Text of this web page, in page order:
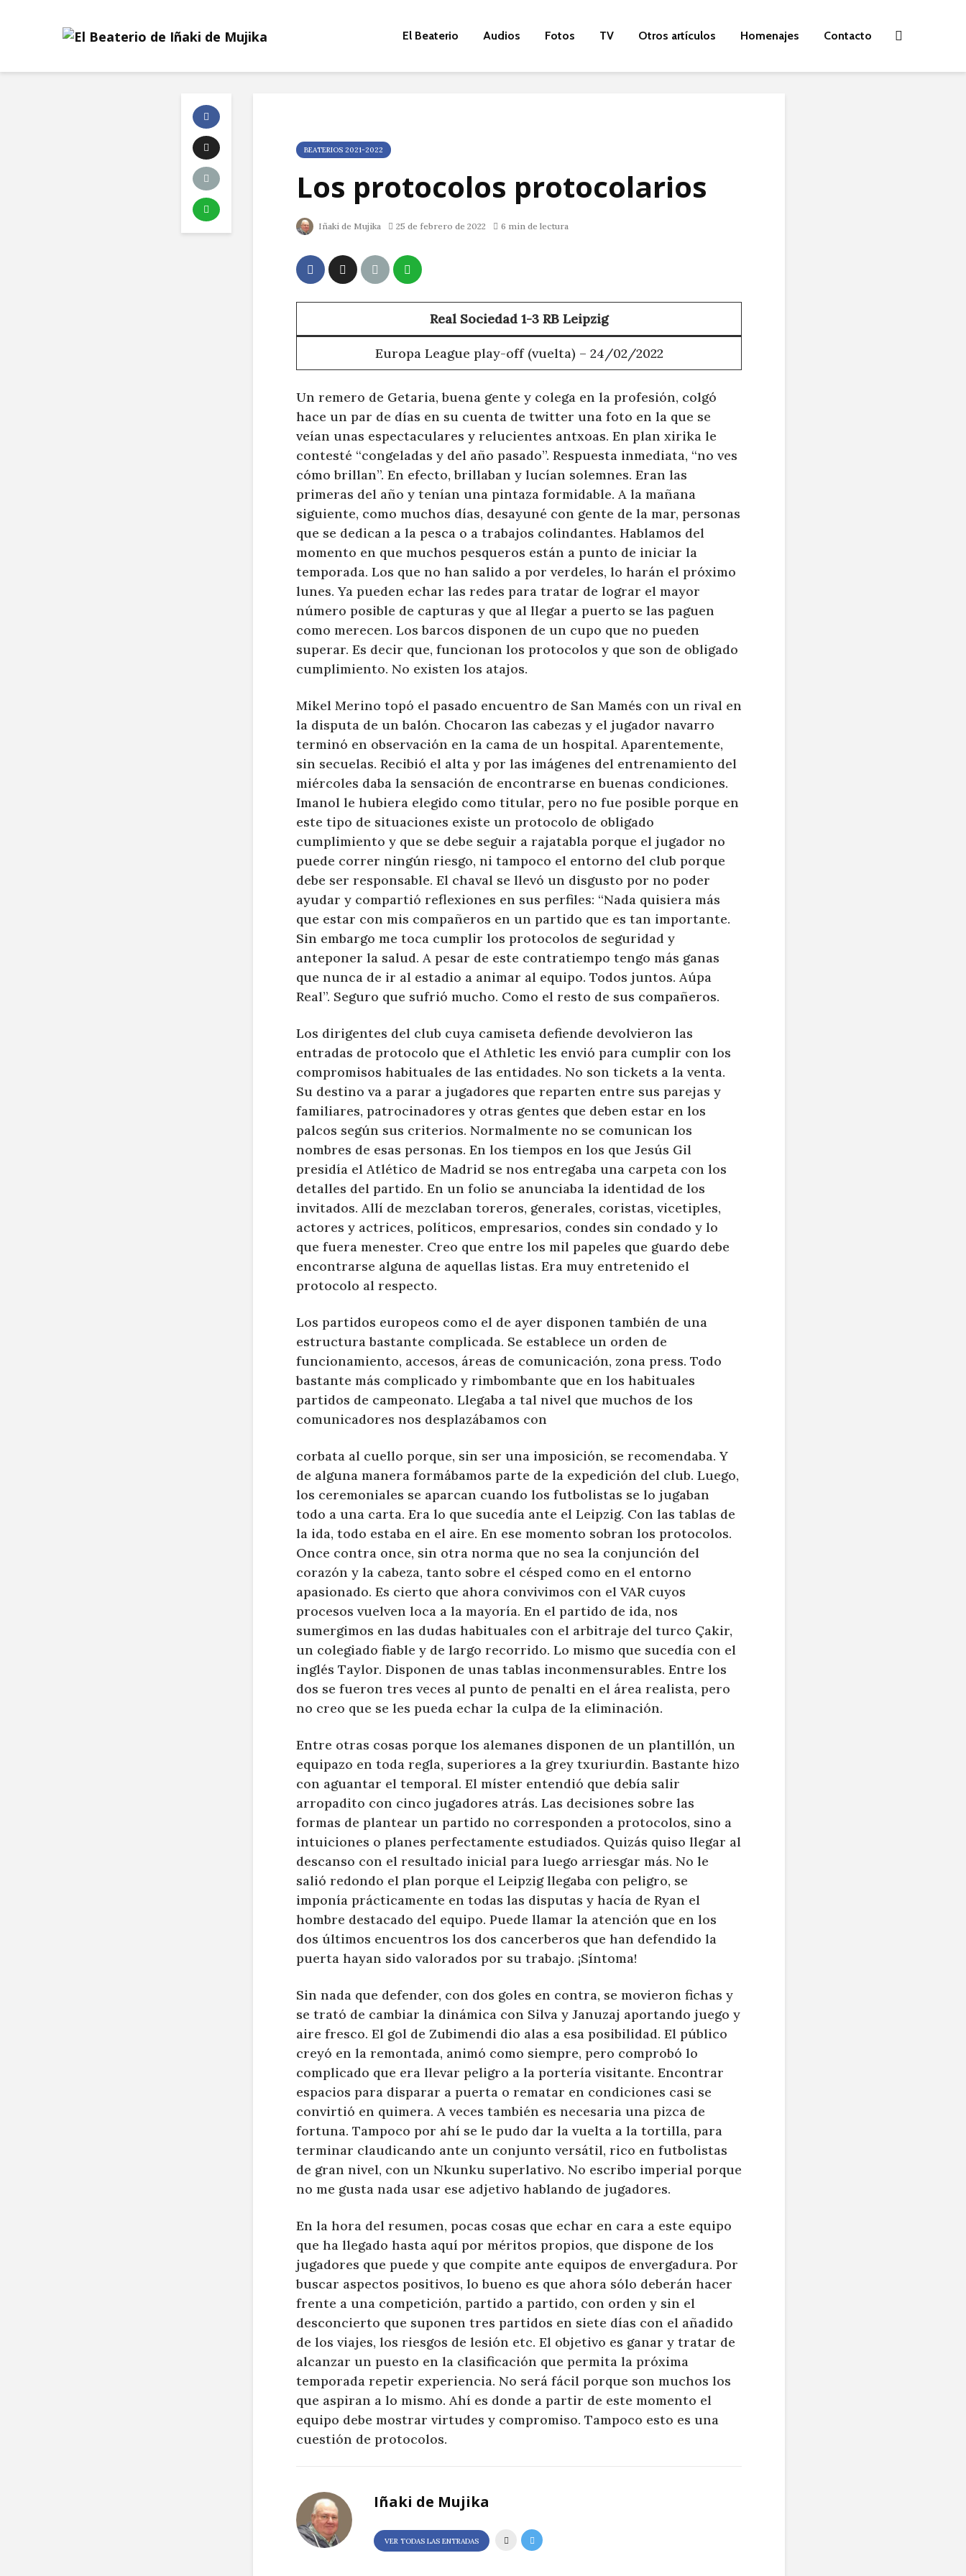
El Beaterio Audios Fotos TV Otros artículos Homenajes Contacto
BEATERIOS 2021-2022
Los protocolos protocolarios
Iñaki de Mujika 25 de febrero de 2022 6 min de lectura
Real Sociedad 1-3 RB Leipzig
Europa League play-off (vuelta) – 24/02/2022
Un remero de Getaria, buena gente y colega en la profesión, colgó
hace un par de días en su cuenta de twitter una foto en la que se
veían unas espectaculares y relucientes antxoas. En plan xirika le
contesté “congeladas y del año pasado”. Respuesta inmediata, “no ves
cómo brillan”. En efecto, brillaban y lucían solemnes. Eran las
primeras del año y tenían una pintaza formidable. A la mañana
siguiente, como muchos días, desayuné con gente de la mar, personas
que se dedican a la pesca o a trabajos colindantes. Hablamos del
momento en que muchos pesqueros están a punto de iniciar la
temporada. Los que no han salido a por verdeles, lo harán el próximo
lunes. Ya pueden echar las redes para tratar de lograr el mayor
número posible de capturas y que al llegar a puerto se las paguen
como merecen. Los barcos disponen de un cupo que no pueden
superar. Es decir que, funcionan los protocolos y que son de obligado
cumplimiento. No existen los atajos.
Mikel Merino topó el pasado encuentro de San Mamés con un rival en
la disputa de un balón. Chocaron las cabezas y el jugador navarro
terminó en observación en la cama de un hospital. Aparentemente,
sin secuelas. Recibió el alta y por las imágenes del entrenamiento del
miércoles daba la sensación de encontrarse en buenas condiciones.
Imanol le hubiera elegido como titular, pero no fue posible porque en
este tipo de situaciones existe un protocolo de obligado
cumplimiento y que se debe seguir a rajatabla porque el jugador no
puede correr ningún riesgo, ni tampoco el entorno del club porque
debe ser responsable. El chaval se llevó un disgusto por no poder
ayudar y compartió reflexiones en sus perfiles: “Nada quisiera más
que estar con mis compañeros en un partido que es tan importante.
Sin embargo me toca cumplir los protocolos de seguridad y
anteponer la salud. A pesar de este contratiempo tengo más ganas
que nunca de ir al estadio a animar al equipo. Todos juntos. Aúpa
Real”. Seguro que sufrió mucho. Como el resto de sus compañeros.
Los dirigentes del club cuya camiseta defiende devolvieron las
entradas de protocolo que el Athletic les envió para cumplir con los
compromisos habituales de las entidades. No son tickets a la venta.
Su destino va a parar a jugadores que reparten entre sus parejas y
familiares, patrocinadores y otras gentes que deben estar en los
palcos según sus criterios. Normalmente no se comunican los
nombres de esas personas. En los tiempos en los que Jesús Gil
presidía el Atlético de Madrid se nos entregaba una carpeta con los
detalles del partido. En un folio se anunciaba la identidad de los
invitados. Allí de mezclaban toreros, generales, coristas, vicetiples,
actores y actrices, políticos, empresarios, condes sin condado y lo
que fuera menester. Creo que entre los mil papeles que guardo debe
encontrarse alguna de aquellas listas. Era muy entretenido el
protocolo al respecto.
Los partidos europeos como el de ayer disponen también de una
estructura bastante complicada. Se establece un orden de
funcionamiento, accesos, áreas de comunicación, zona press. Todo
bastante más complicado y rimbombante que en los habituales
partidos de campeonato. Llegaba a tal nivel que muchos de los
comunicadores nos desplazábamos con
corbata al cuello porque, sin ser una imposición, se recomendaba. Y
de alguna manera formábamos parte de la expedición del club. Luego,
los ceremoniales se aparcan cuando los futbolistas se lo jugaban
todo a una carta. Era lo que sucedía ante el Leipzig. Con las tablas de
la ida, todo estaba en el aire. En ese momento sobran los protocolos.
Once contra once, sin otra norma que no sea la conjunción del
corazón y la cabeza, tanto sobre el césped como en el entorno
apasionado. Es cierto que ahora convivimos con el VAR cuyos
procesos vuelven loca a la mayoría. En el partido de ida, nos
sumergimos en las dudas habituales con el arbitraje del turco Çakir,
un colegiado fiable y de largo recorrido. Lo mismo que sucedía con el
inglés Taylor. Disponen de unas tablas inconmensurables. Entre los
dos se fueron tres veces al punto de penalti en el área realista, pero
no creo que se les pueda echar la culpa de la eliminación.
Entre otras cosas porque los alemanes disponen de un plantillón, un
equipazo en toda regla, superiores a la grey txuriurdin. Bastante hizo
con aguantar el temporal. El míster entendió que debía salir
arropadito con cinco jugadores atrás. Las decisiones sobre las
formas de plantear un partido no corresponden a protocolos, sino a
intuiciones o planes perfectamente estudiados. Quizás quiso llegar al
descanso con el resultado inicial para luego arriesgar más. No le
salió redondo el plan porque el Leipzig llegaba con peligro, se
imponía prácticamente en todas las disputas y hacía de Ryan el
hombre destacado del equipo. Puede llamar la atención que en los
dos últimos encuentros los dos cancerberos que han defendido la
puerta hayan sido valorados por su trabajo. ¡Síntoma!
Sin nada que defender, con dos goles en contra, se movieron fichas y
se trató de cambiar la dinámica con Silva y Januzaj aportando juego y
aire fresco. El gol de Zubimendi dio alas a esa posibilidad. El público
creyó en la remontada, animó como siempre, pero comprobó lo
complicado que era llevar peligro a la portería visitante. Encontrar
espacios para disparar a puerta o rematar en condiciones casi se
convirtió en quimera. A veces también es necesaria una pizca de
fortuna. Tampoco por ahí se le pudo dar la vuelta a la tortilla, para
terminar claudicando ante un conjunto versátil, rico en futbolistas
de gran nivel, con un Nkunku superlativo. No escribo imperial porque
no me gusta nada usar ese adjetivo hablando de jugadores.
En la hora del resumen, pocas cosas que echar en cara a este equipo
que ha llegado hasta aquí por méritos propios, que dispone de los
jugadores que puede y que compite ante equipos de envergadura. Por
buscar aspectos positivos, lo bueno es que ahora sólo deberán hacer
frente a una competición, partido a partido, con orden y sin el
desconcierto que suponen tres partidos en siete días con el añadido
de los viajes, los riesgos de lesión etc. El objetivo es ganar y tratar de
alcanzar un puesto en la clasificación que permita la próxima
temporada repetir experiencia. No será fácil porque son muchos los
que aspiran a lo mismo. Ahí es donde a partir de este momento el
equipo debe mostrar virtudes y compromiso. Tampoco esto es una
cuestión de protocolos.
Iñaki de Mujika
VER TODAS LAS ENTRADAS